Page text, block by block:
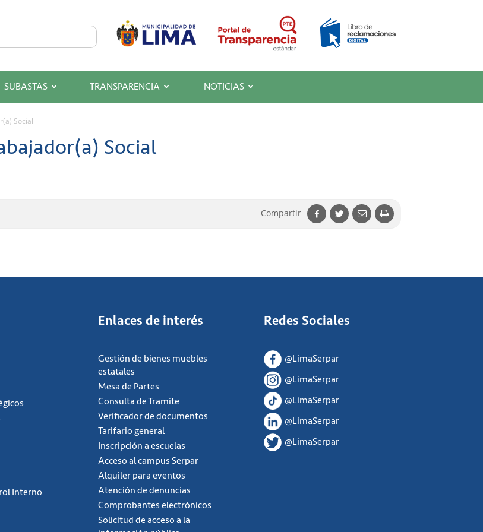
SUBASTAS TRANSPARENCIA NOTICIAS
Social
Social
Compartir
Interno
Enlaces de interés
Gestión de bienes muebles
estatales
Mesa de Partes
Consulta de Tramite
Verificador de documentos
Tarifario general
Inscripción a escuelas
Acceso al campus Serpar
Alquiler para eventos
Atención de denuncias
Comprobantes electrónicos
Solicitud de acceso a la
Redes Sociales
@LimaSerpar
@LimaSerpar
@LimaSerpar
@LimaSerpar
@LimaSerpar